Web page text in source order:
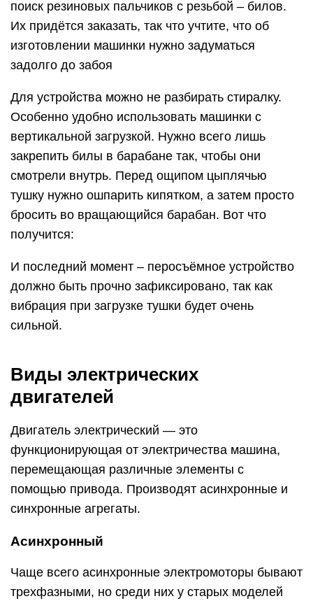
поиск резиновых пальчиков с резьбой – билов.
Их придётся заказать, так что учтите, что об
изготовлении машинки нужно задуматься
задолго до забоя
Для устройства можно не разбирать стиралку.
Особенно удобно использовать машинки с
вертикальной загрузкой. Нужно всего лишь
закрепить билы в барабане так, чтобы они
смотрели внутрь. Перед ощипом цыплячью
тушку нужно ошпарить кипятком, а затем просто
бросить во вращающийся барабан. Вот что
получится:
И последний момент – перосъёмное устройство
должно быть прочно зафиксировано, так как
вибрация при загрузке тушки будет очень
сильной.
Виды электрических
двигателей
Двигатель электрический — это
функционирующая от электричества машина,
перемещающая различные элементы с
помощью привода. Производят асинхронные и
синхронные агрегаты.
Асинхронный
Чаще всего асинхронные электромоторы бывают
трехфазными, но среди них у старых моделей